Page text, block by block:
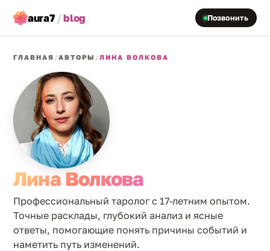
aura7 /blog Позвонить
ГЛАВНАЯ /АВТОРЫ /ЛИНА ВОЛКОВА
Лина Волкова
Профессиональный таролог с 17-летним опытом.
Точные расклады, глубокий анализ и ясные
ответы, помогающие понять причины событий и
наметить путь изменений.